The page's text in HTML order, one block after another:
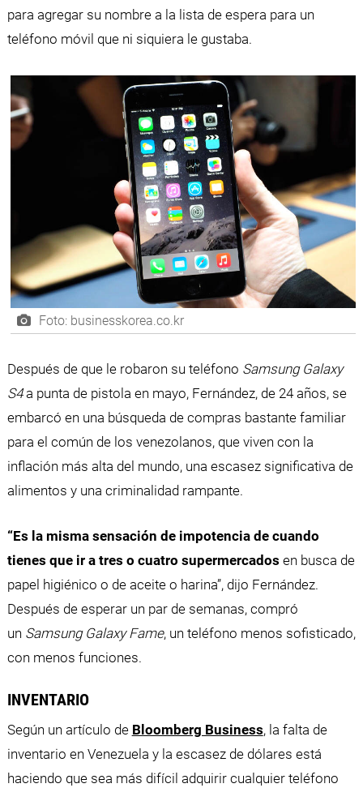
para agregar su nombre a la lista de espera para un
teléfono móvil que ni siquiera le gustaba.
Foto: businesskorea.co.kr
Después de que le robaron su teléfono Samsung Galaxy
S4a punta de pistola en mayo, Fernández, de 24 años, se
embarcó en una búsqueda de compras bastante familiar
para el común de los venezolanos, que viven con la
inflación más alta del mundo, una escasez significativa de
alimentos y una criminalidad rampante.
“Es la misma sensación de impotencia de cuando
tienes que ir a tres o cuatro supermercados en busca de
papel higiénico o de aceite o harina”, dijo Fernández.
Después de esperar un par de semanas, compró
un Samsung Galaxy Fame, un teléfono menos sofisticado,
con menos funciones.
INVENTARIO
Según un artículo de Bloomberg Business, la falta de
inventario en Venezuela y la escasez de dólares está
haciendo que sea más difícil adquirir cualquier teléfono